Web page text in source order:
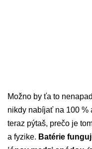
Možno by ťa to
nikdy nabíjať na 100 %
teraz pýtaš, prečo je
a fyzike. Batérie